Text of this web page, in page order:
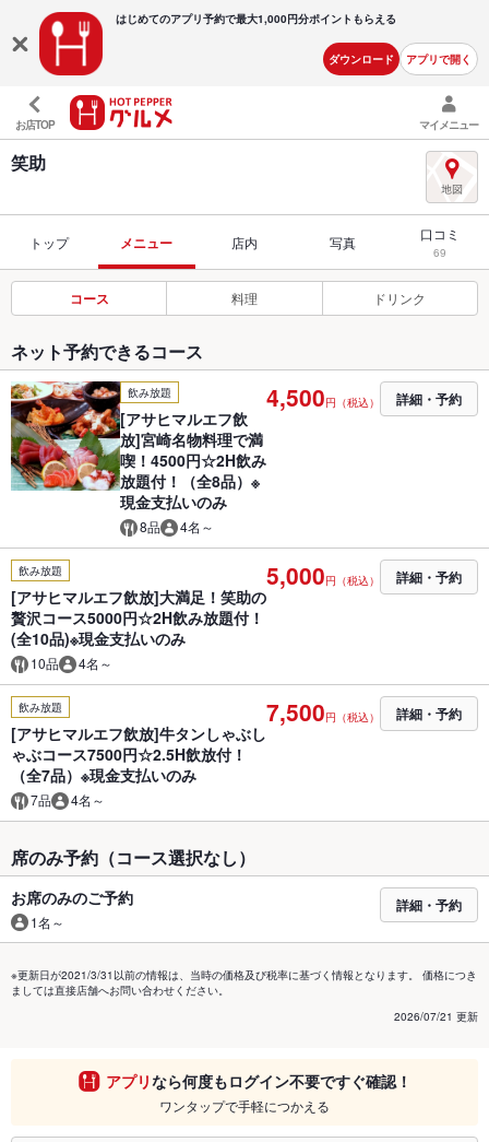
はじめてのアプリ予約で最大1,000円分ポイントもらえる
ダウンロード アプリで開く
お店TOP マイメニュー
笑助
トップ メニュー 店内 写真 口コミ
69
コース 料理 ドリンク
ネット予約できるコース
飲み放題
[アサヒマルエフ飲
放]宮崎名物料理で満
喫！4500円☆2H飲み
放題付！（全8品）※
現金支払いのみ
8品 4名～
4,500円（税込） 詳細・予約
飲み放題
[アサヒマルエフ飲放]大満足！笑助の
贅沢コース5000円☆2H飲み放題付！
(全10品)※現金支払いのみ
10品 4名～
5,000円（税込） 詳細・予約
飲み放題
[アサヒマルエフ飲放]牛タンしゃぶし
ゃぶコース7500円☆2.5H飲放付！
（全7品）※現金支払いのみ
7品 4名～
7,500円（税込） 詳細・予約
席のみ予約（コース選択なし）
お席のみのご予約
1名～
詳細・予約
※更新日が2021/3/31以前の情報は、当時の価格及び税率に基づく情報となります。 価格につき
ましては直接店舗へお問い合わせください。
2026/07/21 更新
アプリなら何度もログイン不要ですぐ確認！
ワンタップで手軽につかえる